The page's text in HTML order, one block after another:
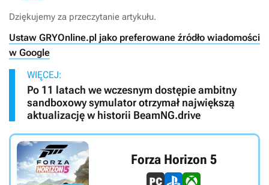
Dziękujemy za przeczytanie artykułu.
Ustaw GRYOnline.pl jako preferowane źródło wiadomości
w Google
WIĘCEJ:
Po 11 latach we wczesnym dostępie ambitny
sandboxowy symulator otrzymał największą
aktualizację w historii BeamNG.drive
Forza Horizon 5